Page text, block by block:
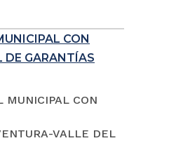
CON
DE GARANTÍAS
MUNICIPAL CON
VALLE DEL